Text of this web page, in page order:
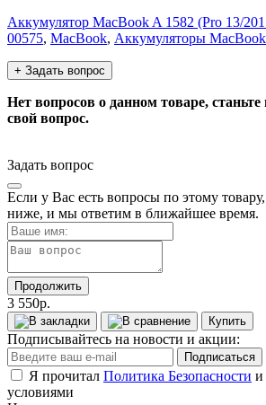
Аккумулятор MacBook A 1582 (Pro 13/
00575, MacBook, Аккумуляторы MacBook
+ Задать вопрос
Нет вопросов о данном товаре,
свой вопрос.
Задать вопрос
Если у Вас есть вопросы по этому
ниже, и мы ответим в ближайшее время.
Продолжить
3 550р.
Купить
Подписывайтесь на новости и акции:
Подписаться
Я прочитал Политика Безопасности и
условиями